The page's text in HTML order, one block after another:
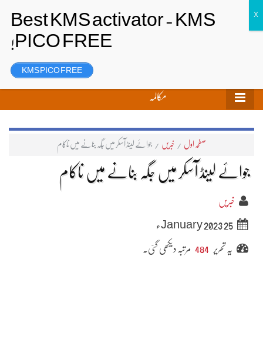
رجسٹر
مکالمہ
صفحہ اول / خبریں / جوائے لینڈ آسکر میں جگہ بنانے میں ناکام
جوائے لینڈ آسکر میں جگہ بنانے میں ناکام
خبریں
25 January 2023ء
یہ تحریر 484 مرتبہ دیکھی گئی۔
KMS PICO FREE